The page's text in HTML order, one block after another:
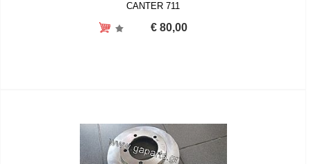
CANTER 711
€ 80,00